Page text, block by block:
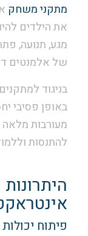
מתקני משחק
את הילדים
מגע, תנועה,
של אלמנטים
בניגוד
באופן פסיבי
מעורבות
להתנסות
פיתוח